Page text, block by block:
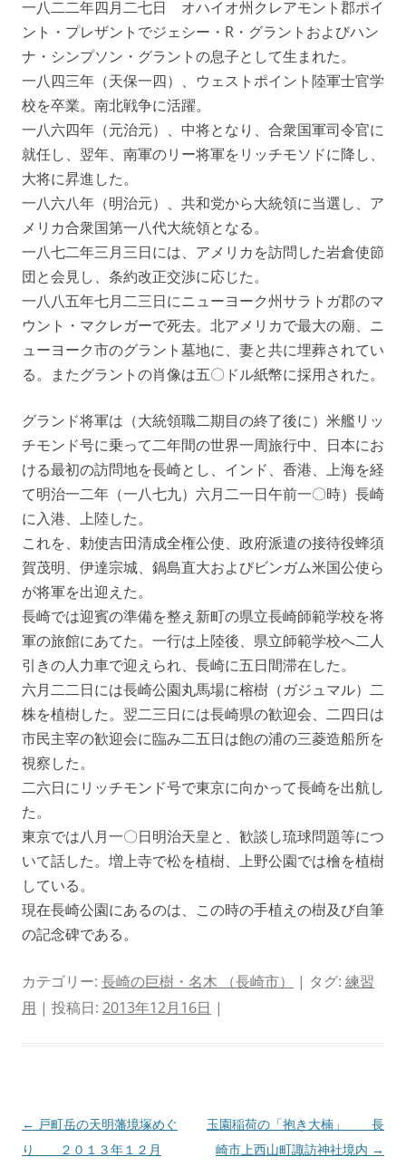
一八二二年四月二七日 オハイオ州クレアモント郡ポイ
ント・プレザントでジェシー・R・グラントおよびハン
ナ・シンプソン・グラントの息子として生まれた。
一八四三年（天保一四）、ウェストポイント陸軍士官学
校を卒業。南北戦争に活躍。
一八六四年（元治元）、中将となり、合衆国軍司令官に
就任し、翌年、南軍のリー将軍をリッチモソドに降し、
大将に昇進した。
一八六八年（明治元）、共和党から大統領に当選し、ア
メリカ合衆国第一八代大統領となる。
一八七二年三月三日には、アメリカを訪問した岩倉使節
団と会見し、条約改正交渉に応じた。
一八八五年七月二三日にニューヨーク州サラトガ郡のマ
ウント・マクレガーで死去。北アメリカで最大の廟、ニ
ューヨーク市のグラント墓地に、妻と共に埋葬されてい
る。またグラントの肖像は五〇ドル紙幣に採用された。
グランド将軍は（大統領職二期目の終了後に）米艦リッ
チモンド号に乗って二年間の世界一周旅行中、日本にお
ける最初の訪問地を長崎とし、インド、香港、上海を経
て明治一二年（一八七九）六月二一日午前一〇時）長崎
に入港、上陸した。
これを、勅使吉田清成全権公使、政府派遣の接待役蜂須
賀茂明、伊達宗城、鍋島直大およびビンガム米国公使ら
が将軍を出迎えた。
長崎では迎賓の準備を整え新町の県立長崎師範学校を将
軍の旅館にあてた。一行は上陸後、県立師範学校へ二人
引きの人力車で迎えられ、長崎に五日間滞在した。
六月二二日には長崎公園丸馬場に榕樹（ガジュマル）二
株を植樹した。翌二三日には長崎県の歓迎会、二四日は
市民主宰の歓迎会に臨み二五日は飽の浦の三菱造船所を
視察した。
二六日にリッチモンド号で東京に向かって長崎を出航し
た。
東京では八月一〇日明治天皇と、歓談し琉球問題等につ
いて話した。増上寺で松を植樹、上野公園では檜を植樹
している。
現在長崎公園にあるのは、この時の手植えの樹及び自筆
の記念碑である。
カテゴリー: 長崎の巨樹・名木 （長崎市） | タグ: 練習
用 | 投稿日: 2013年12月16日 |
投
稿
← 戸町岳の天明藩境塚めぐ
り ２０１３年１２月
玉園稲荷の「抱き大楠」 長
崎市上西山町諏訪神社境内 →